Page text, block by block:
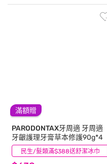
滿額贈
民生/髮類滿$388送舒潔冰巾
PARODONTAX牙周適 牙周適
牙齦護理牙膏草本修護90g*4
(1)